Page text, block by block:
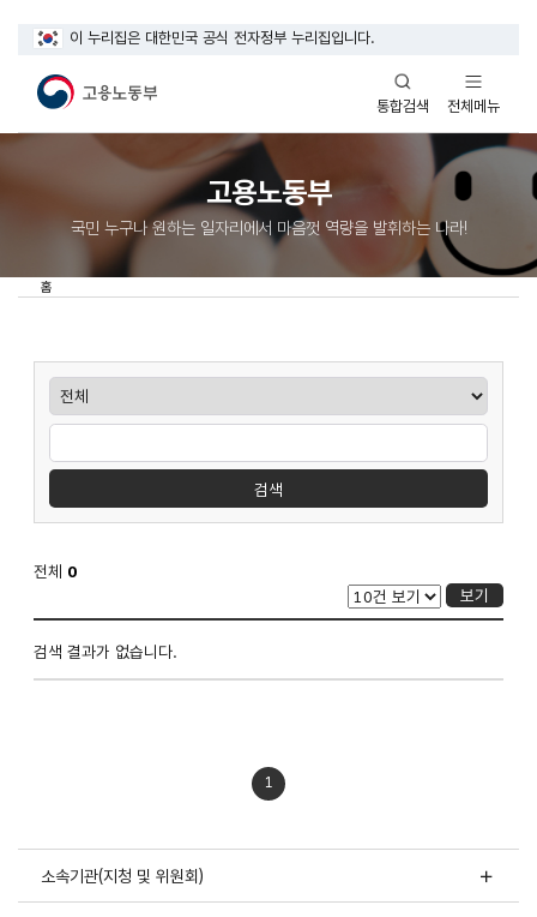
이 누리집은 대한민국 공식 전자정부 누리집입니다.
통합검색
열기
전체메뉴
열기
고용노동부
국민 누구나 원하는 일자리에서 마음껏 역량을 발휘하는 나라!
홈
게시판검색
검색
전체 0
보기
-
번호,
검색 결과가 없습니다.
1
소속기관(지청 및 위원회)